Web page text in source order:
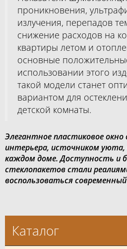
проникновения,
излучения, перепадов
снижение расходов на
квартиры летом и
основные
использовании этого
такой модели станет
вариантом для
детской комнаты.
Элегантное пластиковое
интерьера, источником
каждом доме. Доступность и
стеклопакетов стали
воспользоваться
Каталог